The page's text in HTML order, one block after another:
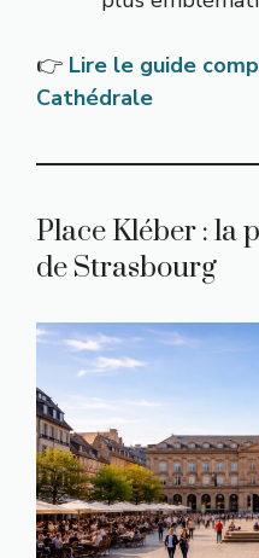
👉 Lire le guide
Cathédrale
Place Kléber : la
de Strasbourg